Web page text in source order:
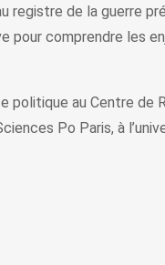
registre de la guerre
pour comprendre les
politique au Centre de
Po Paris, à